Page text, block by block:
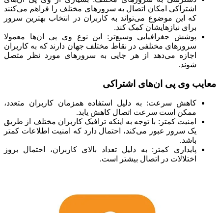
اشتراکی امکان اتصال به سرورهای مختلف را فراهم می‌کنند
که این موضوع می‌تواند به کاربران در انتخاب بهترین سرور
برای نیازهایشان کمک کند.
پوشش جغرافیایی وسیع‌تر: این نوع وی پی ان‌ها معمولا
سرورهای مختلفی در نقاط مختلف جهان دارند که به کاربران
اجازه می‌دهد از هر جایی به سرورهای مورد نظر متصل
شوند.
معایب وی پی ان‌های اشتراکی
کاهش سرعت: به دلیل استفاده همزمان کاربران متعدد،
ممکن است سرعت اتصال کاهش یابد.
امنیت کمتر: با توجه به اینکه ترافیک کاربران مختلف از طریق
یک سرور عبور می‌کند، احتمال دارد که امنیت اطلاعات کمتر
باشد.
پایداری کمتر: به دلیل تعداد بالای کاربران، احتمال بروز
اختلالات در اتصال بیشتر است.